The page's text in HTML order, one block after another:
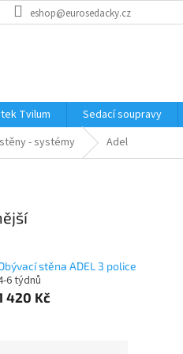
eshop@eurosedacky.cz
Tvilum Sedací soupravy
- systémy Adel
stěna ADEL 3 police
6 týdnů
420 Kč